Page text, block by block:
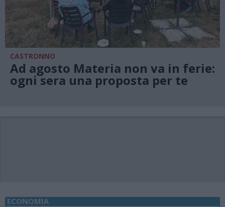
CASTRONNO
Ad agosto Materia non va in ferie:
ogni sera una proposta per te
ECONOMIA